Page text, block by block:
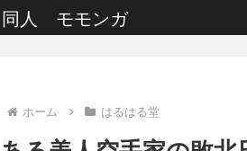
同人 モモンガ
ホーム はるはる堂